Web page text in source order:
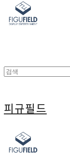
피규필드